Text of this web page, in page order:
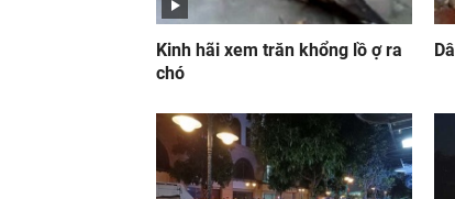
Kinh hãi xem trăn khổng lồ ợ ra
chó